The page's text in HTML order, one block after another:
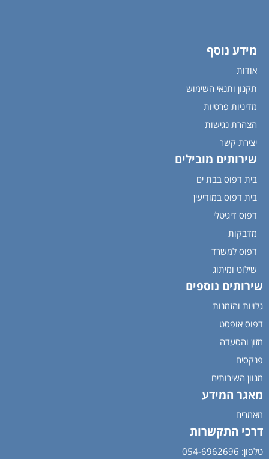
מידע נוסף
אודות
תקנון ותנאי השימוש
מדיניות פרטיות
הצהרת נגישות
יצירת קשר
שירותים מובילים
בית דפוס בבת ים
בית דפוס במודיעין
דפוס דיגיטלי
מדבקות
דפוס למשרד
שילוט ומיתוג
שירותים נוספים
גלויות והזמנות
דפוס אופסט
מזון והסעדה
פנקסים
מגוון השירותים
מאגר המידע
מאמרים
דרכי התקשרות
טלפון: 054-6962696